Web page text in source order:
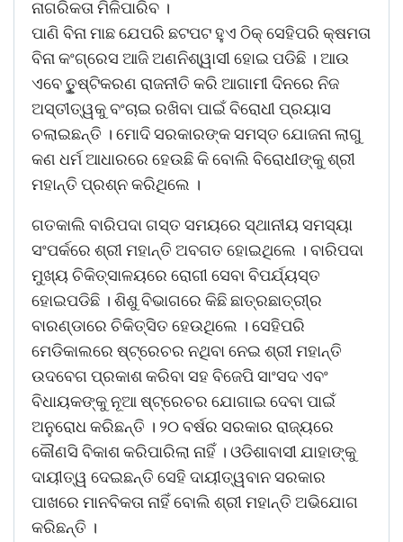
ନାଗରିକତା ମିଳିପାରିବ ।
ପାଣି ବିନା ମାଛ ଯେପରି ଛଟପଟ ହୁଏ ଠିକ୍ ସେହିପରି କ୍ଷମତା
ବିନା କଂଗ୍ରେସ ଆଜି ଅଣନିଶ୍ୱାସୀ ହୋଇ ପଡିଛି । ଆଉ
ଏବେ ତୃୁଷ୍ଟିକରଣ ରାଜନୀତି କରି ଆଗାମୀ ଦିନରେ ନିଜ
ଅସ୍ତୀତ୍ୱକୁ ବଂଚାଇ ରଖିବା ପାଇଁ ବିରୋଧୀ ପ୍ରୟାସ
ଚଲାଇଛନ୍ତି । ମୋଦି ସରକାରଙ୍କ ସମସ୍ତ ଯୋଜନା ଲାଗୁ
କଣ ଧର୍ମ ଆଧାରରେ ହେଉଛି କି ବୋଲି ବିରୋଧୀଙ୍କୁ ଶ୍ରୀ
ମହାନ୍ତି ପ୍ରଶ୍ନ କରିଥିଲେ ।
ଗତକାଲି ବାରିପଦା ଗସ୍ତ ସମୟରେ ସ୍ଥାନୀୟ ସମସ୍ୟା
ସଂପର୍କରେ ଶ୍ରୀ ମହାନ୍ତି ଅବଗତ ହୋଇଥିଲେ । ବାରିପଦା
ମୁଖ୍ୟ ଚିକିତ୍ସାଳୟରେ ରୋଗୀ ସେବା ବିପର୍ଯ୍ୟସ୍ତ
ହୋଇପଡିଛି । ଶିଶୁ ବିଭାଗରେ କିଛି ଛାତ୍ରଛାତ୍ରୀ୍ର
ବାରଣ୍ଡାରେ ଚିକିତ୍ସିତ ହେଉଥିଲେ । ସେହିପରି
ମେଡିକାଲରେ ଷ୍ଟ୍ରେଚର ନଥିବା ନେଇ ଶ୍ରୀ ମହାନ୍ତି
ଉଦବେଗ ପ୍ରକାଶ କରିବା ସହ ବିଜେପି ସାଂସଦ ଏବଂ
ବିଧାୟକଙ୍କୁ ନୂଆ ଷ୍ଟ୍ରେଚର ଯୋଗାଇ ଦେବା ପାଇଁ
ଅନୁରୋଧ କରିଛନ୍ତି । ୨୦ ବର୍ଷର ସରକାର ରାଜ୍ୟରେ
କୌଣସି ବିକାଶ କରିପାରିଲା ନାହିଁ । ଓଡିଶାବାସୀ ଯାହାଙ୍କୁ
ଦାୟୀତ୍ୱ ଦେଇଛନ୍ତି ସେହି ଦାୟୀତ୍ୱବାନ ସରକାର
ପାଖରେ ମାନବିକତା ନାହିଁ ବୋଲି ଶ୍ରୀ ମହାନ୍ତି ଅଭିଯୋଗ
କରିଛନ୍ତି ।